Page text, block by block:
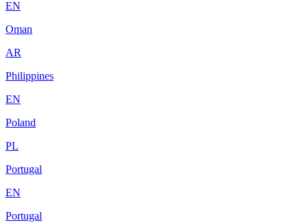
EN
Oman
AR
Philippines
EN
Poland
PL
Portugal
EN
Portugal